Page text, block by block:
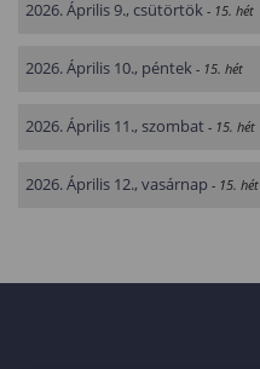
2026. Április 9., csütörtök - 15. hét
2026. Április 10., péntek - 15. hét
2026. Április 11., szombat - 15. hét
2026. Április 12., vasárnap - 15. hét